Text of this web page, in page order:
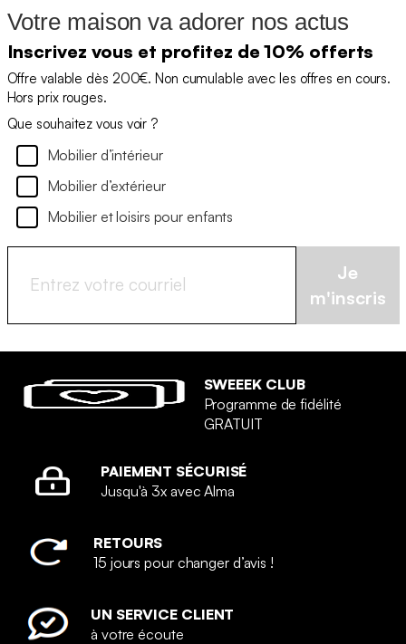
Votre maison va adorer nos actus
Inscrivez vous et profitez de 10% offerts
Offre valable dès 200€. Non cumulable avec les offres en cours.
Hors prix rouges.
Que souhaitez vous voir ?
Mobilier d’intérieur
Mobilier d’extérieur
Mobilier et loisirs pour enfants
Je
m'inscris
SWEEEK CLUB
Programme de fidélité
GRATUIT
PAIEMENT SÉCURISÉ
Jusqu'à 3x avec Alma
RETOURS
15 jours pour changer d’avis !
UN SERVICE CLIENT
à votre écoute